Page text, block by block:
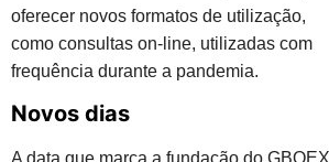
oferecer novos formatos de utilização,
como consultas on-line, utilizadas com
frequência durante a pandemia.
Novos dias